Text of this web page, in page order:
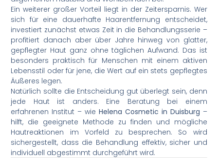
Ein weiterer großer Vorteil liegt in der Zeitersparnis. Wer
sich für eine dauerhafte Haarentfernung entscheidet,
investiert zunächst etwas Zeit in die Behandlungsserie –
profitiert danach aber über Jahre hinweg von glatter,
gepflegter Haut ganz ohne täglichen Aufwand. Das ist
besonders praktisch für Menschen mit einem aktiven
Lebensstil oder für jene, die Wert auf ein stets gepflegtes
Äußeres legen.
Natürlich sollte die Entscheidung gut überlegt sein, denn
jede Haut ist anders. Eine Beratung bei einem
erfahrenen Institut – wie Helena Cosmetic in Duisburg –
hilft, die geeignete Methode zu finden und mögliche
Hautreaktionen im Vorfeld zu besprechen. So wird
sichergestellt, dass die Behandlung effektiv, sicher und
individuell abgestimmt durchgeführt wird.